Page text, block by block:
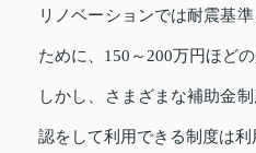
リノベーションでは耐震基
ために、150～200万円ほど
しかし、さまざまな補助金
認をして利用できる制度は利